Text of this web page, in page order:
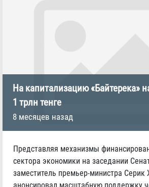
На капитализацию «Байтерека»
1 трлн тенге
8 месяцев назад
Представляя механизмы
сектора экономики на заседании
заместитель премьер-министра Серик